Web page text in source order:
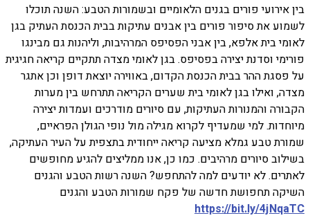
בין אירועי פורים בגנים הלאומיים ובשמורות הטבע: השנה תוכלו
לשמוע את סיפור פורים בין אבנים עתיקות בבית הכנסת העתיק בגן
לאומי בית אלפא, בין אבני הפסיפס המרהיבות, וליהנות גם מבינגו
פורימי וסדנת יצירה בפסיפס. בגן לאומי מצדה תתקיים קריאה חגיגית
על פסגת ההר בבית הכנסת הקדום, באווירה יוצאת דופן וכן אתגר
מצדה, ואילו בגן לאומי בית שערים הקריאה תתרחש בין מערות
הקבורה והמנורות העתיקות, עם סיורים מודרכים ועמדות יצירה
מיוחדות. למי שמעדיף לקרוא מגילה מול נופי הגולן הפראיים,
שמורת טבע גמלא מציעה קריאה ייחודית בתצפית על העיר העתיקה,
בשילוב סיורים מרהיבים. כמו כן, אנו ממליצים להגיע מחופשים
לאתרים. לא יודעים למה להתחפש? השנה רשות הטבע והגנים
השיקה תחפושת חדשה של פקח שמורות הטבע והגנים
https://bit.ly/4jNqaTC